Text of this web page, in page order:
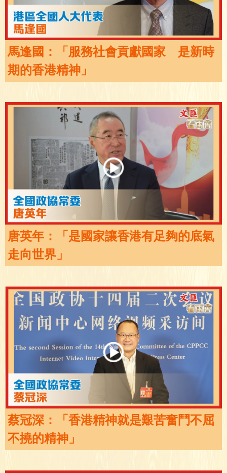
馬逢國：「服務社會貢獻國家 是新時
期的香港精神」
唐英年：「是國家讓香港有足夠的底氣
走向世界」
蔡冠深：「香港精神就是艱苦奮鬥不屈
不撓的精神」